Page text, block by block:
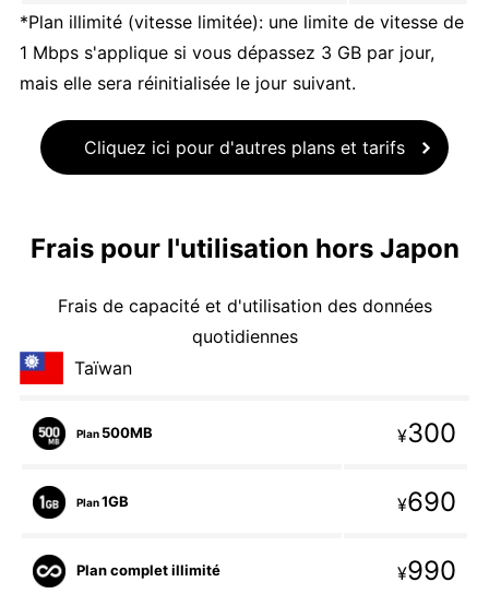
*Plan illimité (vitesse limitée): une limite de vitesse de
1 Mbps s'applique si vous dépassez 3 GB par jour,
mais elle sera réinitialisée le jour suivant.
Cliquez ici pour d'autres plans et tarifs
Frais pour l'utilisation hors Japon
Frais de capacité et d'utilisation des données
quotidiennes
Taïwan
Plan 500MB ¥300
Plan1GB ¥690
Plan complet illimité ¥990